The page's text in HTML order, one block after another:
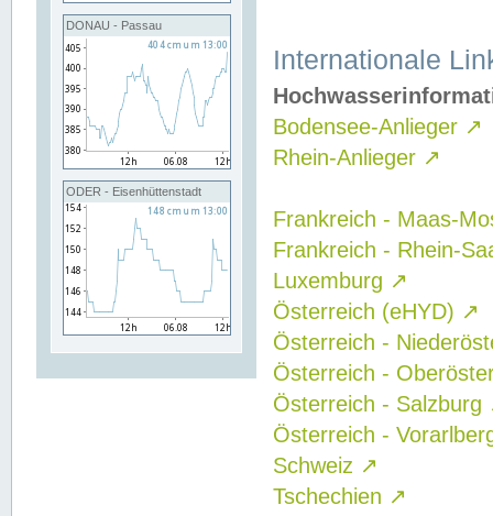
DONAU - Passau
ODER - Eisenhüttenstadt
Internationale
Bodensee-Anlieger ↗
Rhein-Anlieger ↗
Frankreich - Maas-
Frankreich - Rhein-
Luxemburg ↗
Österreich (eHYD) ↗
Österreich -
Österreich -
Österreich - Salzburg
Österreich -
Schweiz ↗
Tschechien ↗